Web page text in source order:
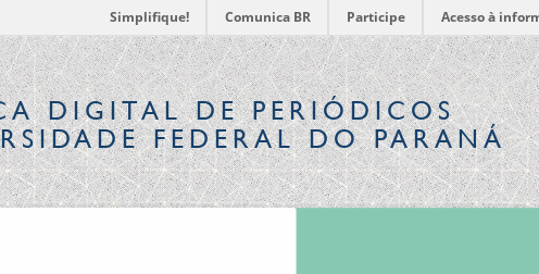
Simplifique! Comunica BR Participe Acesso à
DIGITALDE PERIÓDICOS
FEDERAL DO PARANÁ